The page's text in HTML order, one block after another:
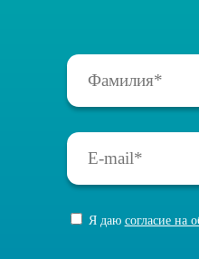
Я даю согласие на